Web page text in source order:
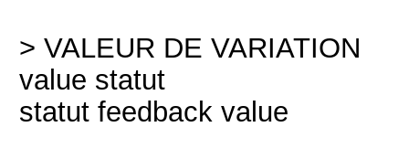
> VALEUR DE VARIATION
value statut
statut feedback value